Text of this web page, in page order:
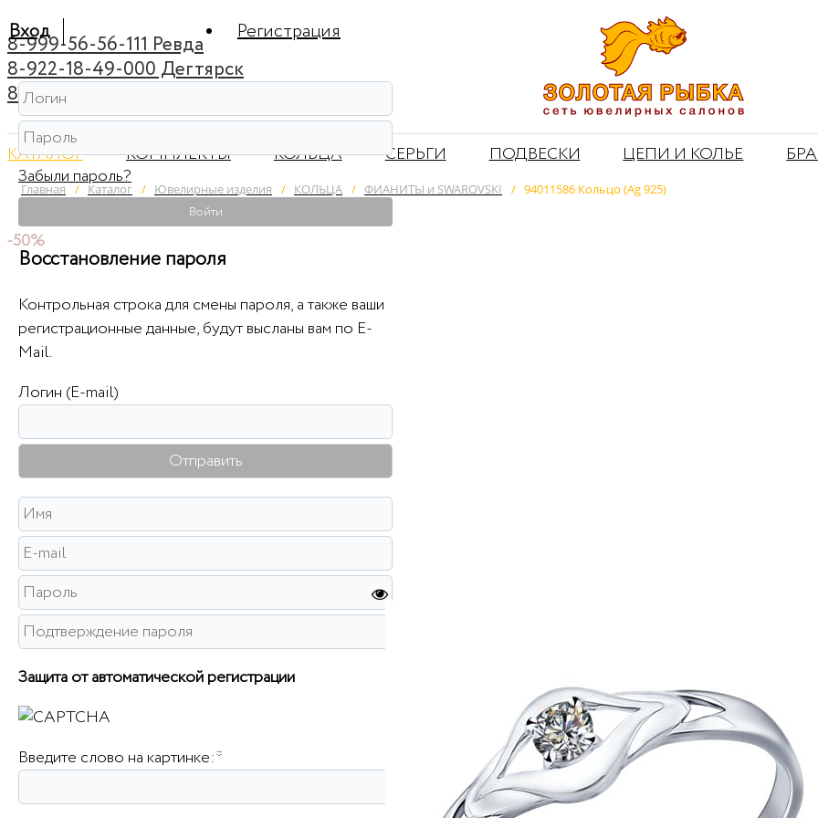
8-999-56-56-111 Ревда
8-922-18-49-000 Дегтярск
8-922-44-95-222 Советский
КАТАЛОГ КОМПЛЕКТЫ КОЛЬЦА СЕРЬГИ ПОДВЕСКИ ЦЕПИ И КОЛЬЕ
Главная / Каталог / Ювелирные изделия / КОЛЬЦА / ФИАНИТЫ и SWAROVSKI / 94011586 Кольцо (Ag 925)
-50%
Вход Регистрация
Забыли пароль?
Войти
Восстановление пароля
Контрольная строка для смены пароля, а также ваши
регистрационные данные, будут высланы вам по E-
Mail.
Логин (E-mail)
Защита от автоматической регистрации
Введите слово на картинке:*